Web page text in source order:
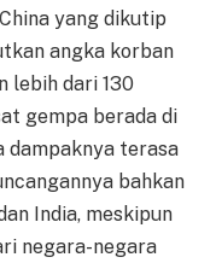
yang dikutip
angka korban
lebih dari 130
gempa berada di
dampaknya terasa
bahkan
India, meskipun
negara-negara